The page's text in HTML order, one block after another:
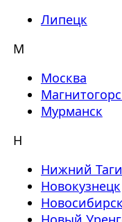
Липецк
М
Москва
Мурманск
Н
Нижний
Новокузнецк
Новосибирск